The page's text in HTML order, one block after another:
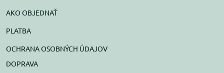
AKO OBJEDNAŤ
PLATBA
OCHRANA OSOBNÝCH ÚDAJOV
DOPRAVA